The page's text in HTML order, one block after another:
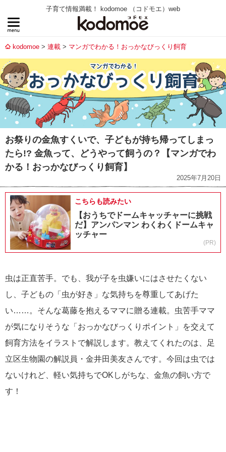
子育て情報満載！ kodomoe （コドモエ）web
kodomoe 連載 マンガでわかる！おっかなびっくり飼育
お祭りの金魚すくいで、子どもが持ち帰ってしまっ
たら!? 金魚って、どうやって飼うの？【マンガでわ
かる！おっかなびっくり飼育】
2025年7月20日
こちらも読みたい
【おうちでドームキャッチャーに挑戦
だ】アンパンマン わくわくドームキャ
ッチャー
(PR)
虫は正直苦手。でも、我が子を虫嫌いにはさせたくない
し、子どもの「虫が好き」な気持ちを尊重してあげた
い……。そんな葛藤を抱えるママに贈る連載。虫苦手ママ
が気になりそうな「おっかなびっくりポイント」を交えて
飼育方法をイラストで解説します。教えてくれたのは、足
立区生物園の解説員・金井田美友さんです。今回は虫では
ないけれど、軽い気持ちでOKしがちな、金魚の飼い方で
す！